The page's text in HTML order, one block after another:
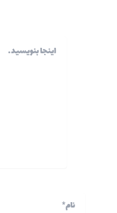
بنویسید…